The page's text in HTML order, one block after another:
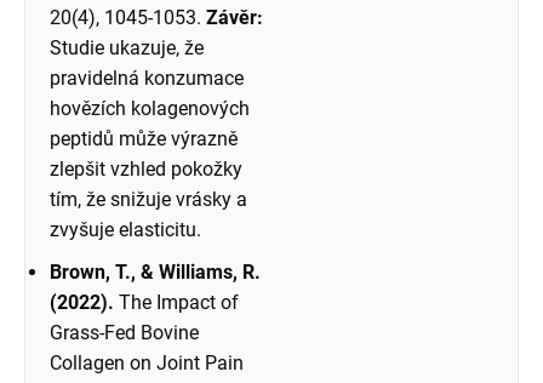
20(4), 1045-1053. Závěr:
Studie ukazuje, že
pravidelná konzumace
hovězích kolagenových
peptidů může výrazně
zlepšit vzhled pokožky
tím, že snižuje vrásky a
zvyšuje elasticitu.
Brown, T., & Williams, R.
(2022). The Impact of
Grass-Fed Bovine
Collagen on Joint Pain